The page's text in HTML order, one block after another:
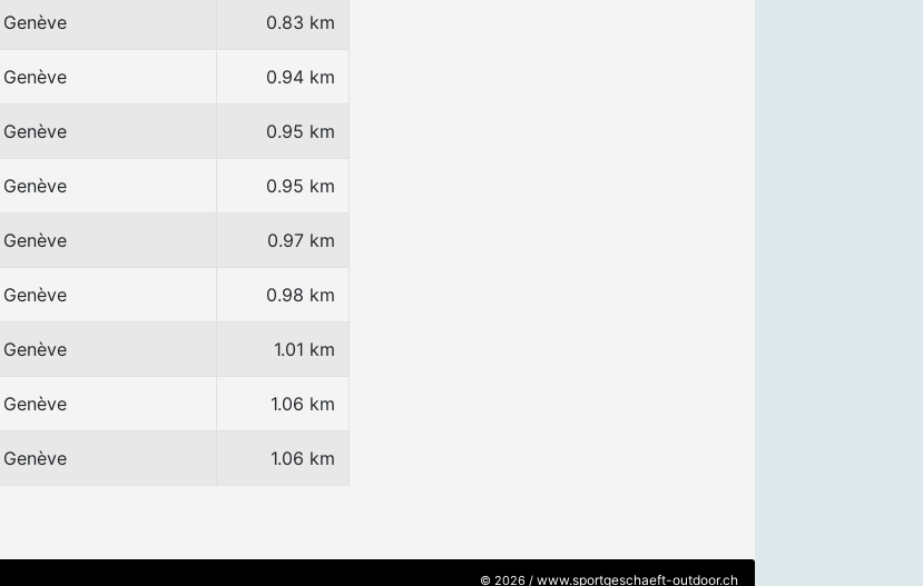
Genève 0.83 km
Genève 0.94 km
Genève 0.95 km
Genève 0.95 km
Genève 0.97 km
Genève 0.98 km
Genève 1.01 km
Genève 1.06 km
Genève 1.06 km
© 2026 / www.sportgeschaeft-outdoor.ch